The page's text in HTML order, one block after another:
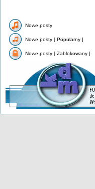
Nowe posty
Nowe posty [ Popularny ]
Nowe posty [ Zablokowany ]